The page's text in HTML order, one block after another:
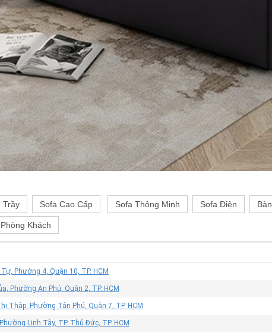
Trầy Sofa Cao Cấp Sofa Thông Minh Sofa Điện
Khách
Phường 4, Quận 10, TP. HCM
Phường An Phú, Quận 2, TP. HCM
Thập, Phường Tân Phú, Quận 7, TP. HCM
Linh Tây, TP. Thủ Đức, TP. HCM